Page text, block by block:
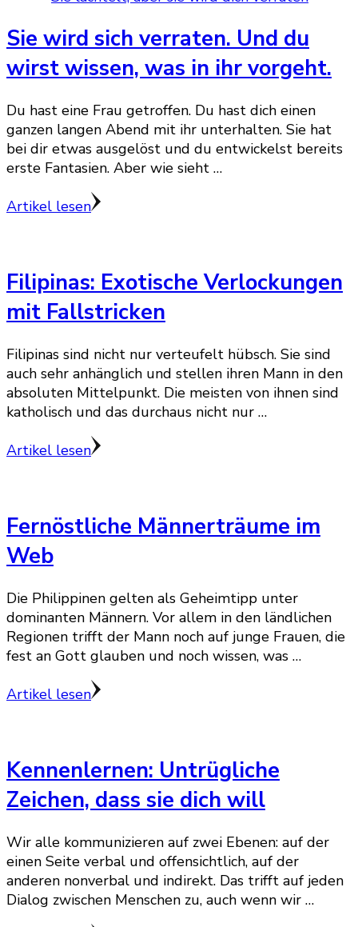
Sie wird sich verraten. Und du
wirst wissen, was in ihr vorgeht.
Du hast eine Frau getroffen. Du hast dich einen
ganzen langen Abend mit ihr unterhalten. Sie hat
bei dir etwas ausgelöst und du entwickelst bereits
erste Fantasien. Aber wie sieht …
Artikel lesen
Filipinas: Exotische Verlockungen
mit Fallstricken
Filipinas sind nicht nur verteufelt hübsch. Sie sind
auch sehr anhänglich und stellen ihren Mann in den
absoluten Mittelpunkt. Die meisten von ihnen sind
katholisch und das durchaus nicht nur …
Artikel lesen
Fernöstliche Männerträume im
Web
Die Philippinen gelten als Geheimtipp unter
dominanten Männern. Vor allem in den ländlichen
Regionen trifft der Mann noch auf junge Frauen, die
fest an Gott glauben und noch wissen, was …
Artikel lesen
Kennenlernen: Untrügliche
Zeichen, dass sie dich will
Wir alle kommunizieren auf zwei Ebenen: auf der
einen Seite verbal und offensichtlich, auf der
anderen nonverbal und indirekt. Das trifft auf jeden
Dialog zwischen Menschen zu, auch wenn wir …